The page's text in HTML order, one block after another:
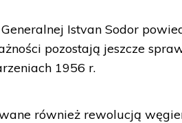
Istvan Sodor
pozostają jeszcze
1956 r.
również rewolucją